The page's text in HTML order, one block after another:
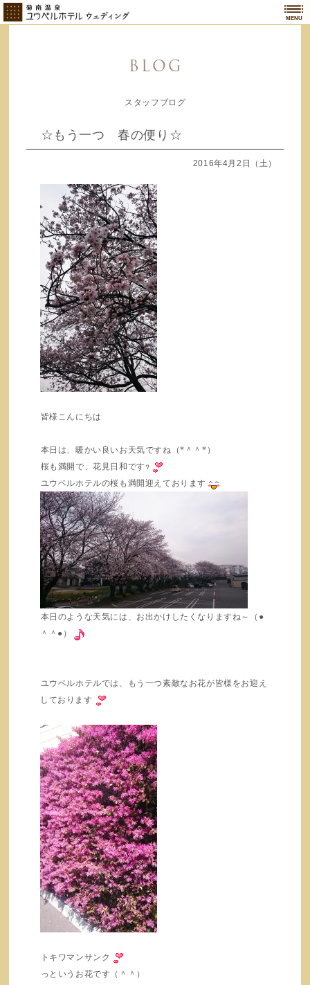
MENU
BLOG
スタッフブログ
☆もう一つ 春の便り☆
2016年4月2日（土）
皆様こんにちは
本日は、暖かい良いお天気ですね（*＾＾*）
桜も満開で、花見日和ですｯ
ユウベルホテルの桜も満開迎えております
本日のような天気には、お出かけしたくなりますね～（●
＾＾●）
ユウベルホテルでは、もう一つ素敵なお花が皆様をお迎え
しております
トキワマンサンク
っというお花です（＾＾）